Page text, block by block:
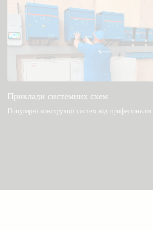
Приклади системних схем
Популярні конструкції систем від професіоналів.